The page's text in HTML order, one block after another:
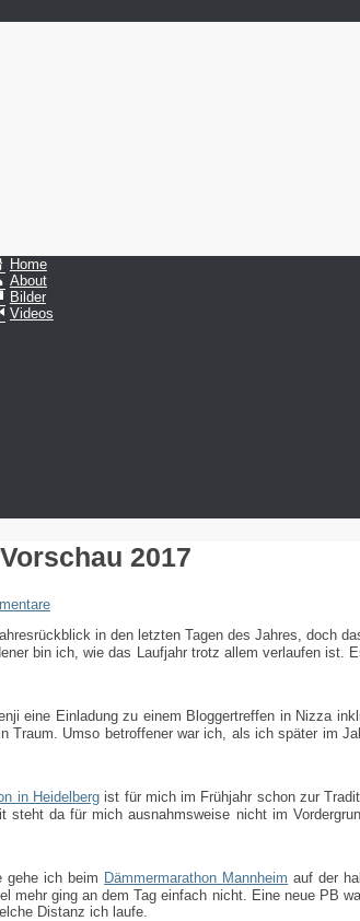
Home
About
Bilder
Videos
2017
in den letzten Tagen des Jahres, doch
bin ich, wie das Laufjahr trotz allem verlaufen
eine Einladung zu einem Bloggertreffen in Nizza
Traum. Umso betroffener war ich, als ich später im
in Heidelbergist für mich im Frühjahr schon zur
da für mich ausnahmsweise nicht im
gehe ich beim Dämmermarathon Mannheim auf der
mehr ging an dem Tag einfach nicht. Eine neue PB
Distanz ich laufe.